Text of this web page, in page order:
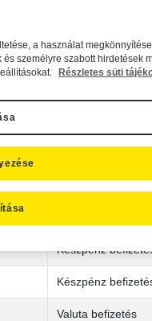
és limitekről,
és egyenlegről,
a Bankszámlán
ben értesítjük Önt:
Készpénz
Készpénz
Valuta befizetés
a használat
személyre szabott hirdetések
Részletes süti